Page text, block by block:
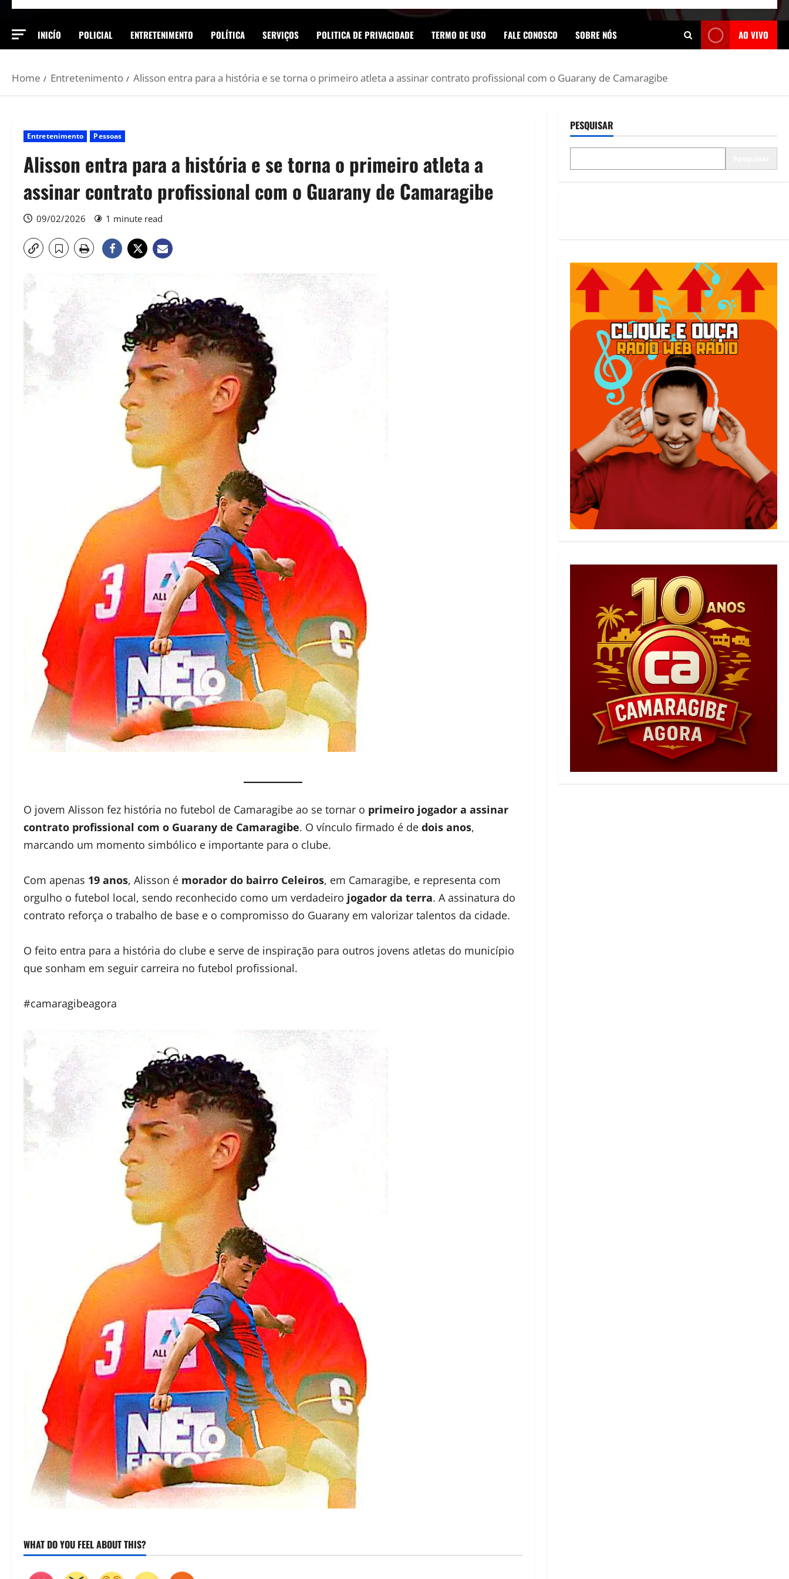
INICÍO POLICIAL ENTRETENIMENTO POLÍTICA SERVIÇOS POLITICA DE PRIVACIDADE TERMO DE USO FALE CONOSCO SOBRE NÓS AO VIVO
Home Entretenimento Alisson entra para a história e se torna o primeiro atleta a assinar contrato profissional com o Guarany de Camaragibe
Entretenimento Pessoas
Alisson entra para a história e se torna o primeiro atleta a
assinar contrato profissional com o Guarany de Camaragibe
09/02/2026 1 minute read
O jovem Alisson fez história no futebol de Camaragibe ao se tornar o primeiro jogador a assinar
contrato profissional com o Guarany de Camaragibe. O vínculo firmado é de dois anos,
marcando um momento simbólico e importante para o clube.
Com apenas 19 anos, Alisson é morador do bairro Celeiros, em Camaragibe, e representa com
orgulho o futebol local, sendo reconhecido como um verdadeiro jogador da terra. A assinatura do
contrato reforça o trabalho de base e o compromisso do Guarany em valorizar talentos da cidade.
O feito entra para a história do clube e serve de inspiração para outros jovens atletas do município
que sonham em seguir carreira no futebol profissional.
#camaragibeagora
WHAT DO YOU FEEL ABOUT THIS?
PESQUISAR